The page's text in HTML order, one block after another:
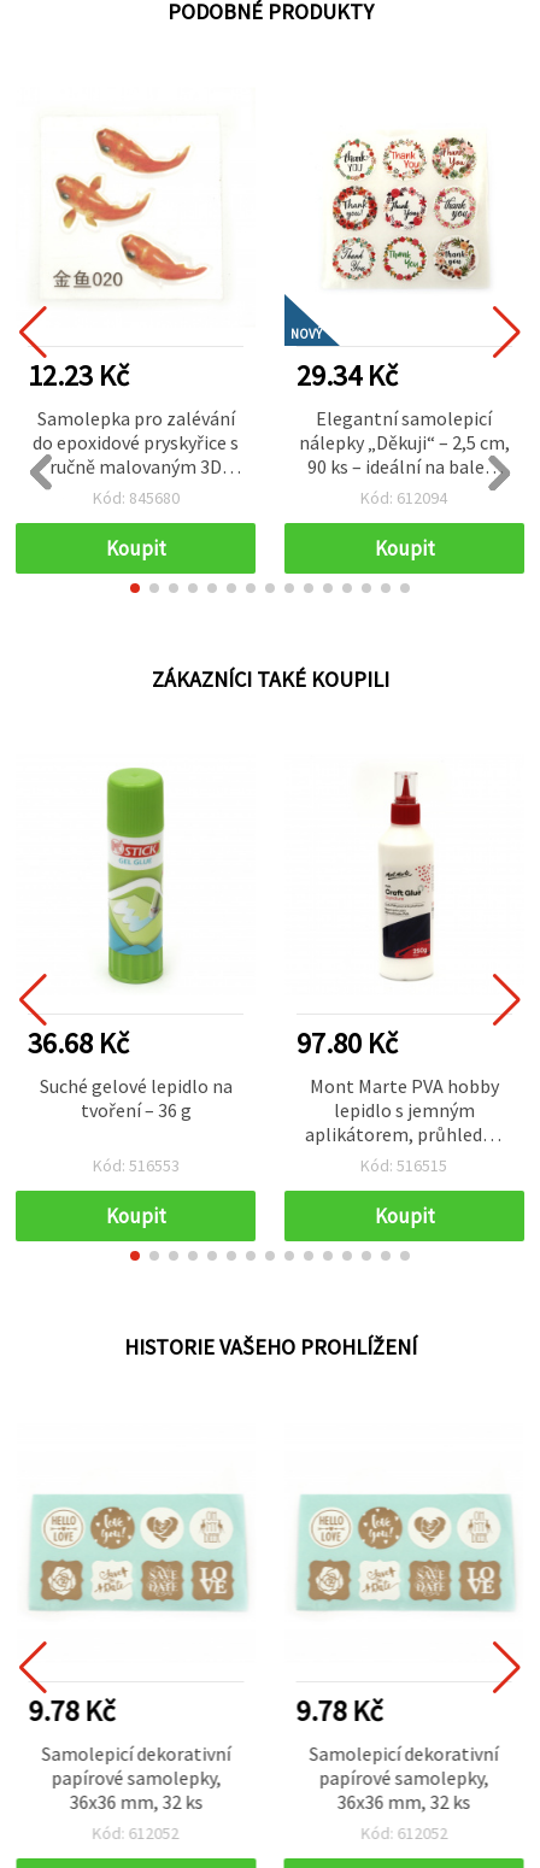
PODOBNÉ PRODUKTY
12.23 Kč
Samolepka pro zalévání
do epoxidové pryskyřice s
ručně malovaným 3D
vrstveným efektem —
33×20 mm
Kód: 845680
Koupit
NOVÝ
29.34 Kč
Elegantní samolepicí
nálepky „Děkuji“ – 2,5 cm,
90 ks – ideální na balení
dárků, party výslužky,
Kód: 612094
Koupit
ZÁKAZNÍCI TAKÉ KOUPILI
36.68 Kč
Suché gelové lepidlo na
tvoření – 36 g
Kód: 516553
Koupit
97.80 Kč
Mont Marte PVA hobby
lepidlo s jemným
aplikátorem, průhledné
po zaschnutí – 250 g
Kód: 516515
Koupit
HISTORIE VAŠEHO PROHLÍŽENÍ
9.78 Kč
Samolepicí dekorativní
papírové samolepky,
36x36 mm, 32 ks
Kód: 612052
9.78 Kč
Samolepicí dekorativní
papírové samolepky,
36x36 mm, 32 ks
Kód: 612052